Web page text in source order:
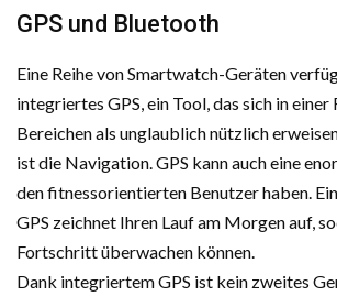
GPS und Bluetooth
Eine Reihe von Smartwatch-Geräten
integriertes GPS, ein Tool, das sich in einer
Bereichen als unglaublich nützlich
ist die Navigation. GPS kann auch eine
den fitnessorientierten Benutzer haben.
GPS zeichnet Ihren Lauf am Morgen auf,
Fortschritt überwachen können.
Dank integriertem GPS ist kein zweites